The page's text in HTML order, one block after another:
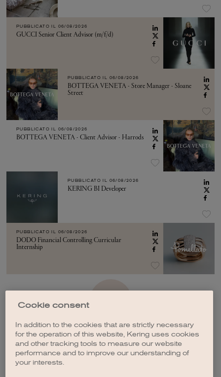
PUBBLICATO IL 06/08/2026
GUCCI Senior Client Advisor (m/f/d)
PUBBLICATO IL 06/08/2026
BOTTEGA VENETA - Store Manager - Sloane
Street
PUBBLICATO IL 06/08/2026
BOTTEGA VENETA - Client Advisor - Harrods
PUBBLICATO IL 06/08/2026
KERING BI Developer
PUBBLICATO IL 06/08/2026
DODO Financial Controlling Curricular
Internship
Cookie consent
In addition to the cookies that are strictly necessary
for the operation of this website, Kering uses cookies
and other tracking tools to measure our website
performance and to improve our understanding of
your interests.